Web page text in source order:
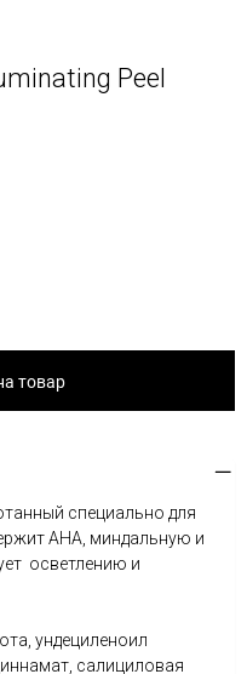
Peel
товар
специально для
АНА, миндальную и
осветлению и
ундециленоил
салициловая